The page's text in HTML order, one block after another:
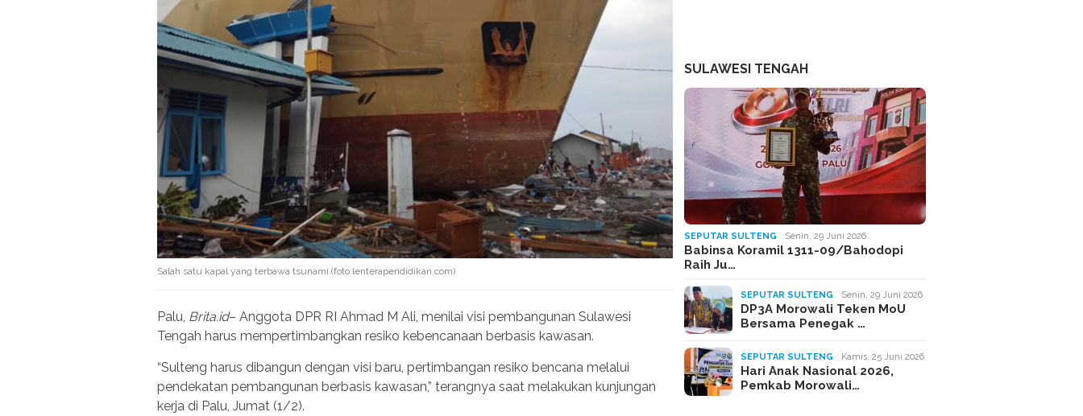
Salah satu kapal yang terbawa tsunami.(foto:lenterapendidikan.com)
Palu, Brita.id– Anggota DPR RI Ahmad M Ali, menilai visi pembangunan Sulawesi
Tengah harus mempertimbangkan resiko kebencanaan berbasis kawasan.
“Sulteng harus dibangun dengan visi baru, pertimbangan resiko bencana melalui
pendekatan pembangunan berbasis kawasan,” terangnya saat melakukan kunjungan
kerja di Palu, Jumat (1/2).
SULAWESI TENGAH
SEPUTAR SULTENG Senin, 29 Juni 2026
Babinsa Koramil 1311-09/Bahodopi
Raih Ju…
SEPUTAR SULTENG Senin, 29 Juni 2026
DP3A Morowali Teken MoU
Bersama Penegak …
SEPUTAR SULTENG Kamis, 25 Juni 2026
Hari Anak Nasional 2026,
Pemkab Morowali…